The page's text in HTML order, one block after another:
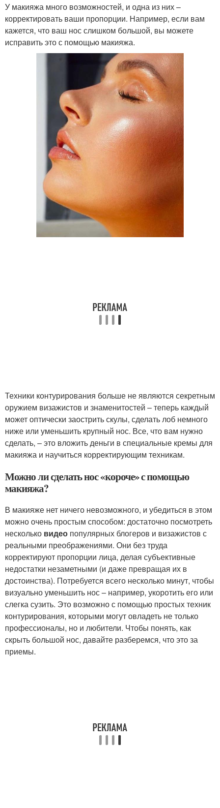
У макияжа много возможностей, и одна из них –
корректировать ваши пропорции. Например, если вам
кажется, что ваш нос слишком большой, вы можете
исправить это с помощью макияжа.
Техники контурирования больше не являются секретным
оружием визажистов и знаменитостей – теперь каждый
может оптически заострить скулы, сделать лоб немного
ниже или уменьшить крупный нос. Все, что вам нужно
сделать, – это вложить деньги в специальные кремы для
макияжа и научиться корректирующим техникам.
Можно ли сделать нос «короче» с помощью
макияжа?
В макияже нет ничего невозможного, и убедиться в этом
можно очень простым способом: достаточно посмотреть
несколько видео популярных блогеров и визажистов с
реальными преображениями. Они без труда
корректируют пропорции лица, делая субъективные
недостатки незаметными (и даже превращая их в
достоинства). Потребуется всего несколько минут, чтобы
визуально уменьшить нос – например, укоротить его или
слегка сузить. Это возможно с помощью простых техник
контурирования, которыми могут овладеть не только
профессионалы, но и любители. Чтобы понять, как
скрыть большой нос, давайте разберемся, что это за
приемы.